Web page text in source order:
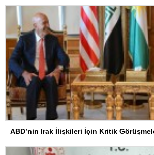
ABD’nin Irak İlişkileri İçin Kritik